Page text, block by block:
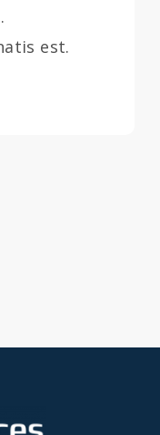
est.
et dictum